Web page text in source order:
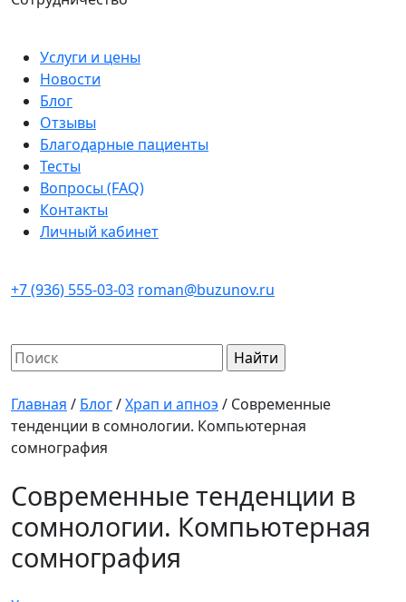
Услуги и цены
Новости
Блог
Отзывы
Благодарные пациенты
Тесты
Вопросы (FAQ)
Контакты
Личный кабинет
+7 (936) 555-03-03 roman@buzunov.ru
Найти:
Главная / Блог/Храп и апноэ / Современные
тенденции в сомнологии. Компьютерная
сомнография
Современные тенденции в
сомнологии. Компьютерная
сомнография